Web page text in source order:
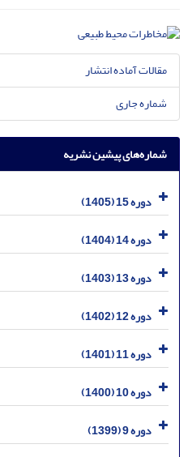
مقالات آماده انتشار
شماره جاری
شماره‌های پیشین نشریه
دوره 15 (1405)
دوره 14 (1404)
دوره 13 (1403)
دوره 12 (1402)
دوره 11 (1401)
دوره 10 (1400)
دوره 9 (1399)